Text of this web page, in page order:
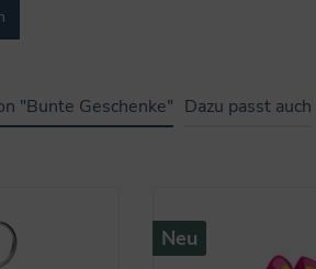
"Bunte Geschenke" Dazu passt auch
Neu